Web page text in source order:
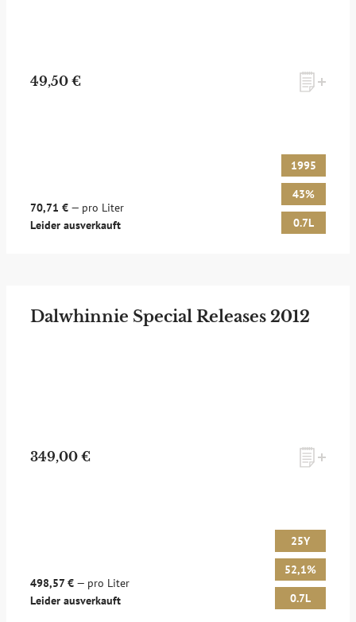
49,50 €
70,71 € — pro Liter
Leider ausverkauft
1995
43%
0.7L
Dalwhinnie Special Releases 2012
349,00 €
498,57 € — pro Liter
Leider ausverkauft
25Y
52,1%
0.7L